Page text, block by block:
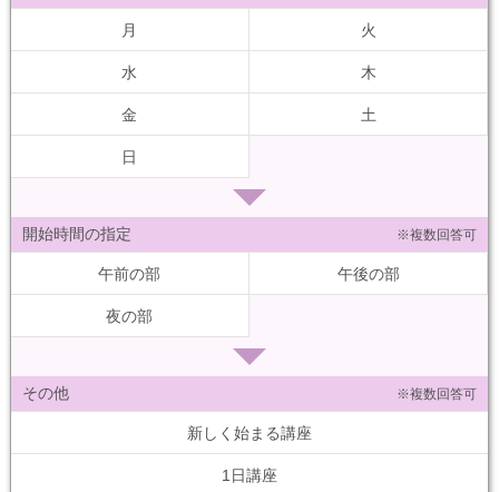
月 火
水 木
金 土
日
開始時間の指定 ※複数回答可
午前の部 午後の部
夜の部
その他 ※複数回答可
新しく始まる講座
1日講座